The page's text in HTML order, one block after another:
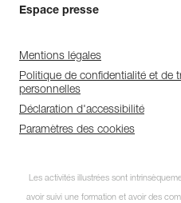
Espace presse
Mentions légales
Politique de confidentialité et de
personnelles
Déclaration d'accessibilité
Paramètres des cookies
Les activités illustrées sont
avoir suivi une formation et avoir des